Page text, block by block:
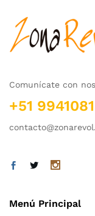
Comunícate con
+51
Menú Principal